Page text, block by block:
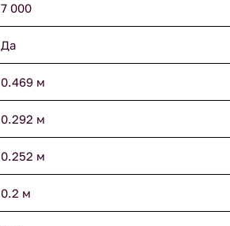
7 000
Да
0.469 м
0.292 м
0.252 м
0.2 м